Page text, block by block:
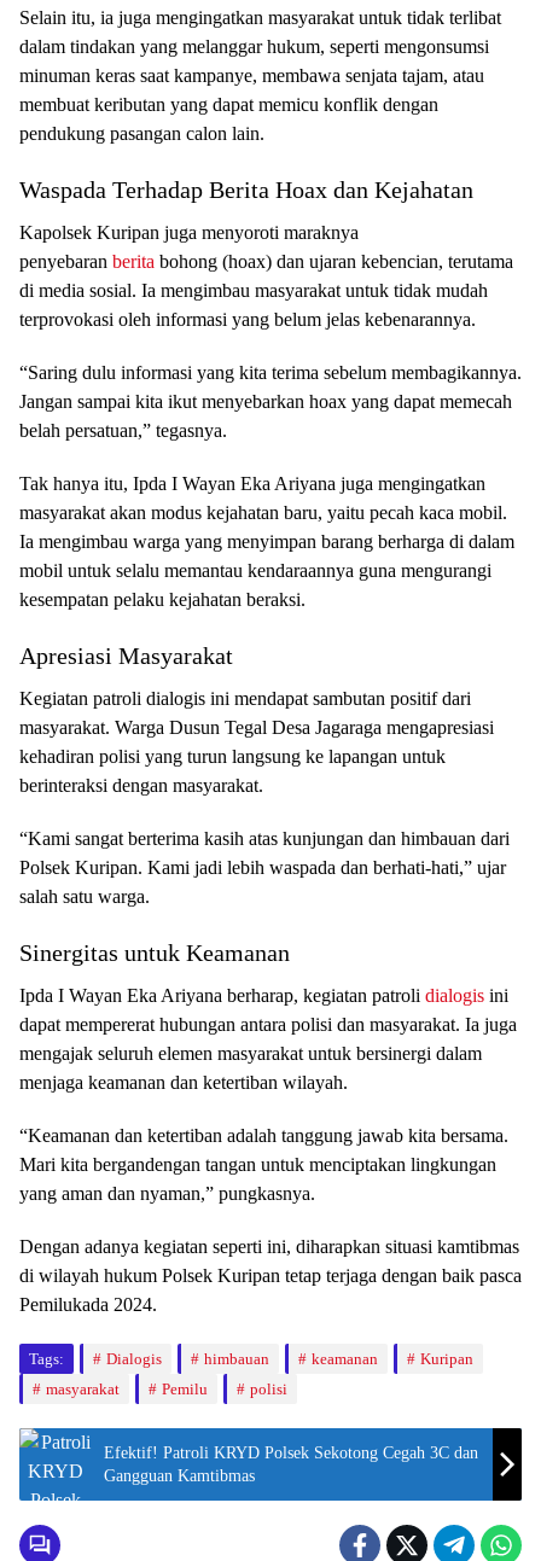
Selain itu, ia juga mengingatkan masyarakat untuk tidak terlibat
dalam tindakan yang melanggar hukum, seperti mengonsumsi
minuman keras saat kampanye, membawa senjata tajam, atau
membuat keributan yang dapat memicu konflik dengan
pendukung pasangan calon lain.
Waspada Terhadap Berita Hoax dan Kejahatan
Kapolsek Kuripan juga menyoroti maraknya
penyebaran berita bohong (hoax) dan ujaran kebencian, terutama
di media sosial. Ia mengimbau masyarakat untuk tidak mudah
terprovokasi oleh informasi yang belum jelas kebenarannya.
“Saring dulu informasi yang kita terima sebelum membagikannya.
Jangan sampai kita ikut menyebarkan hoax yang dapat memecah
belah persatuan,” tegasnya.
Tak hanya itu, Ipda I Wayan Eka Ariyana juga mengingatkan
masyarakat akan modus kejahatan baru, yaitu pecah kaca mobil.
Ia mengimbau warga yang menyimpan barang berharga di dalam
mobil untuk selalu memantau kendaraannya guna mengurangi
kesempatan pelaku kejahatan beraksi.
Apresiasi Masyarakat
Kegiatan patroli dialogis ini mendapat sambutan positif dari
masyarakat. Warga Dusun Tegal Desa Jagaraga mengapresiasi
kehadiran polisi yang turun langsung ke lapangan untuk
berinteraksi dengan masyarakat.
“Kami sangat berterima kasih atas kunjungan dan himbauan dari
Polsek Kuripan. Kami jadi lebih waspada dan berhati-hati,” ujar
salah satu warga.
Sinergitas untuk Keamanan
Ipda I Wayan Eka Ariyana berharap, kegiatan patroli dialogis ini
dapat mempererat hubungan antara polisi dan masyarakat. Ia juga
mengajak seluruh elemen masyarakat untuk bersinergi dalam
menjaga keamanan dan ketertiban wilayah.
“Keamanan dan ketertiban adalah tanggung jawab kita bersama.
Mari kita bergandengan tangan untuk menciptakan lingkungan
yang aman dan nyaman,” pungkasnya.
Dengan adanya kegiatan seperti ini, diharapkan situasi kamtibmas
di wilayah hukum Polsek Kuripan tetap terjaga dengan baik pasca
Pemilukada 2024.
Tags: Dialogis himbauan keamanan
Kuripan
masyarakat
Pemilu polisi
Efektif! Patroli KRYD Polsek Sekotong Cegah 3C dan
Gangguan Kamtibmas